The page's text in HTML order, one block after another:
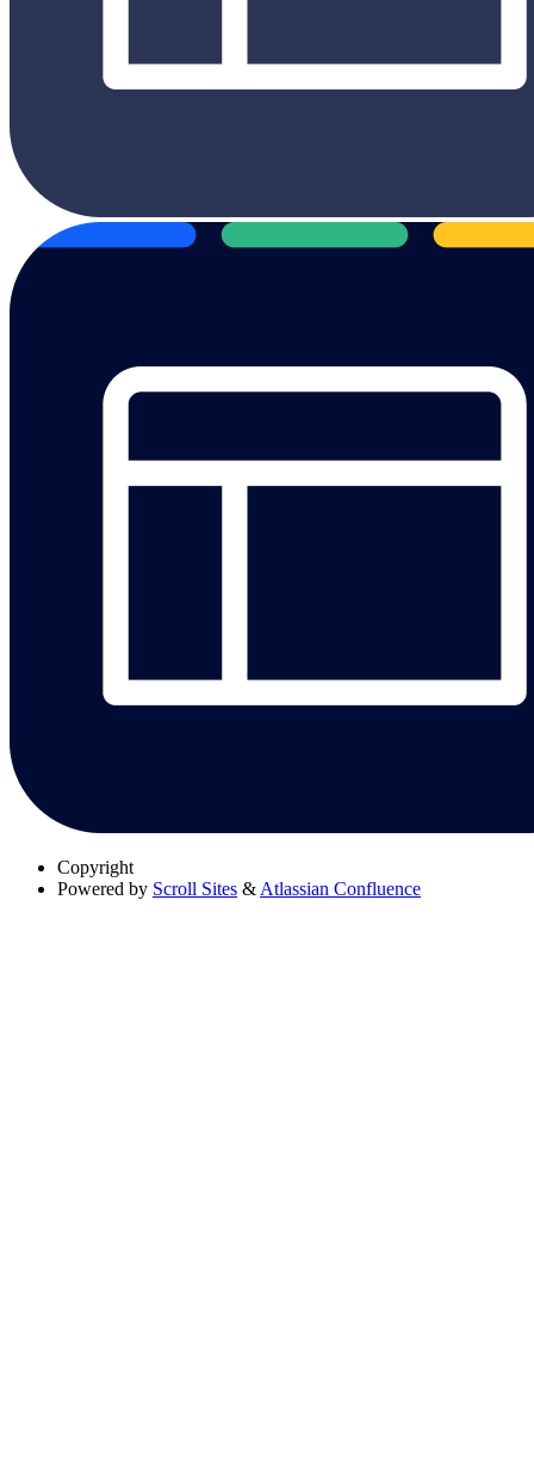
Copyright
Powered by Scroll Sites & Atlassian Confluence